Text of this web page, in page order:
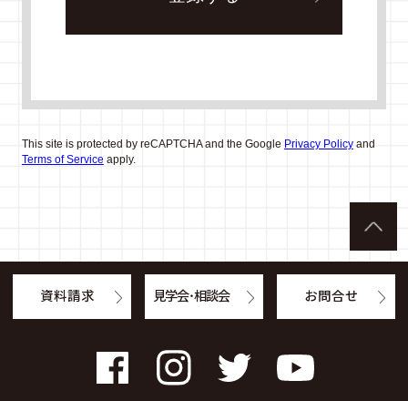
This site is protected by reCAPTCHA and the Google Privacy Policyand
Terms of Service apply.
FacebookInstagramTwitter YouTube
資料請求 見学会・相談会 お問合せ